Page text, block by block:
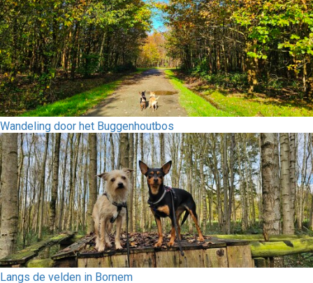
Wandeling door het Buggenhoutbos
Langs de velden in Bornem